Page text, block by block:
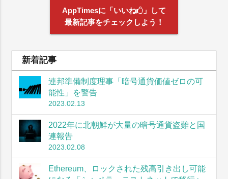
AppTimesに「いいね
」して
最新記事をチェックしよう！
新着記事
連邦準備制度理事「暗号通貨価値ゼロの可
能性」を警告
2023.02.13
2022年に北朝鮮が大量の暗号通貨盗難と国
連報告
2023.02.08
Ethereum、ロックされた残高引き出し可能